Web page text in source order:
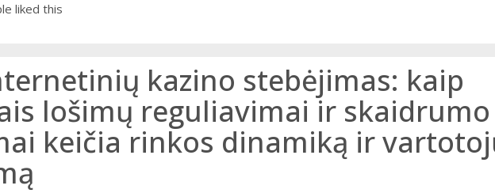
liked this
kazino stebėjimas: kaip
lošimų reguliavimai ir skaidrumo
keičia rinkos dinamiką ir